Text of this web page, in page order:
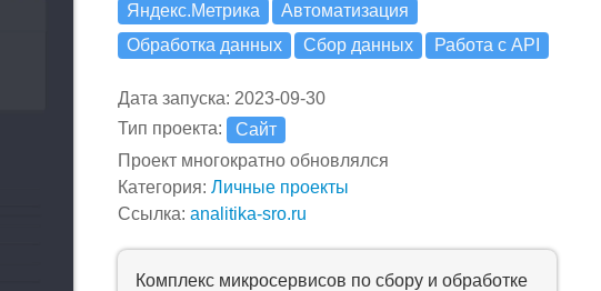
Яндекс.Метрика
Автоматизация
Обработка данных
Сбор данных Работа с API
Дата запуска: 2023-09-30
Тип проекта:
Сайт
Проект многократно обновлялся
Категория:Личные проекты
Ссылка:analitika-sro.ru
Комплекс микросервисов по сбору и обработке